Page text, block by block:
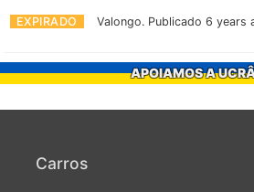
EXPIRADO Valongo. Publicado 6 years
APOIAMOS A
Carros